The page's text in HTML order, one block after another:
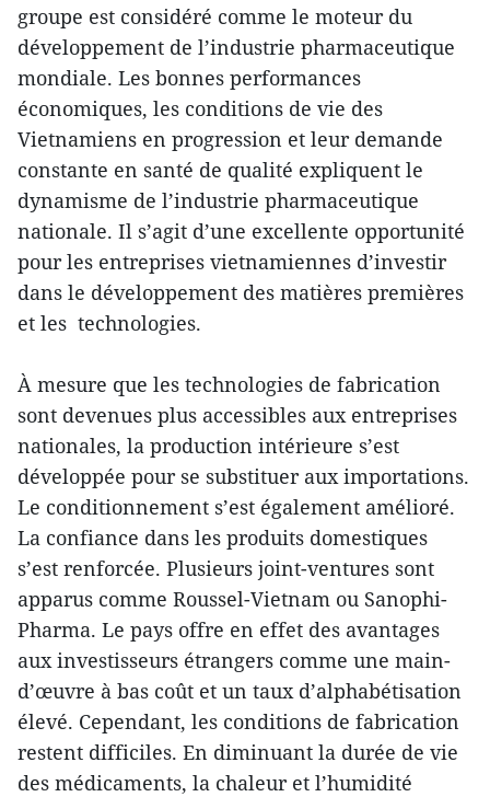
groupe est considéré comme le moteur du
développement de l’industrie pharmaceutique
mondiale. Les bonnes performances
économiques, les conditions de vie des
Vietnamiens en progression et leur demande
constante en santé de qualité expliquent le
dynamisme de l’industrie pharmaceutique
nationale. Il s’agit d’une excellente opportunité
pour les entreprises vietnamiennes d’investir
dans le développement des matières premières
et les technologies.
À mesure que les technologies de fabrication
sont devenues plus accessibles aux entreprises
nationales, la production intérieure s’est
développée pour se substituer aux importations.
Le conditionnement s’est également amélioré.
La confiance dans les produits domestiques
s’est renforcée. Plusieurs joint-ventures sont
apparus comme Roussel-Vietnam ou Sanophi-
Pharma. Le pays offre en effet des avantages
aux investisseurs étrangers comme une main-
d’œuvre à bas coût et un taux d’alphabétisation
élevé. Cependant, les conditions de fabrication
restent difficiles. En diminuant la durée de vie
des médicaments, la chaleur et l’humidité